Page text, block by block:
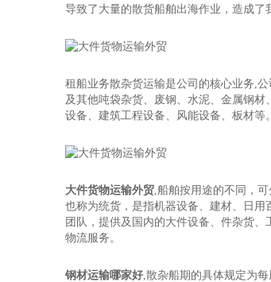
导致了大量的散货船舶出海作业，造成了
租船业务散杂货运输是公司的核心业务,
及其他吨袋杂货、废钢、水泥、金属钢
设备、建筑工程设备、风能设备、板材等。
大件货物运输外贸,船舶按用途的不同，
也称为统货，是指机器设备、建材、日
团队，提供及国内的大件设备、件杂货
物流服务。
钢材运输哪家好,散杂船期的具体规定为